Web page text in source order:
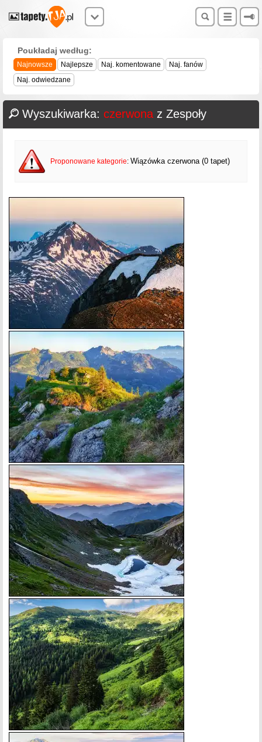
Poukładaj według:
Najnowsze Najlepsze Naj. komentowane
Naj. fanów
Naj. odwiedzane
Wyszukiwarka: czerwona z Zespoły
Proponowane kategorie: Wiązówka czerwona (0 tapet)